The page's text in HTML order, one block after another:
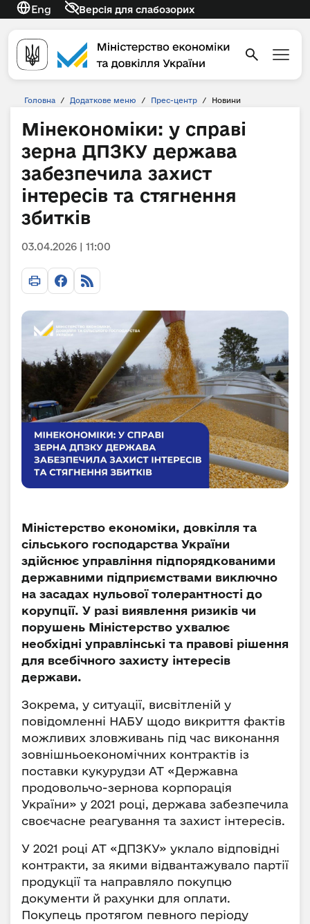
Eng Версія для слабозорих
Головна / Додаткове меню / Прес-центр / Новини
Мінекономіки: у справі
зерна ДПЗКУ держава
забезпечила захист
інтересів та стягнення
збитків
03.04.2026 | 11:00
Міністерство економіки, довкілля та
сільського господарства України
здійснює управління підпорядкованими
державними підприємствами виключно
на засадах нульової толерантності до
корупції. У разі виявлення ризиків чи
порушень Міністерство ухвалює
необхідні управлінські та правові рішення
для всебічного захисту інтересів
держави.
Зокрема, у ситуації, висвітленій у
повідомленні НАБУ щодо викриття фактів
можливих зловживань під час виконання
зовнішньоекономічних контрактів із
поставки кукурудзи АТ «Державна
продовольчо-зернова корпорація
України» у 2021 році, держава забезпечила
своєчасне реагування та захист інтересів.
У 2021 році АТ «ДПЗКУ» уклало відповідні
контракти, за якими відвантажувало партії
продукції та направляло покупцю
документи й рахунки для оплати.
Покупець протягом певного періоду